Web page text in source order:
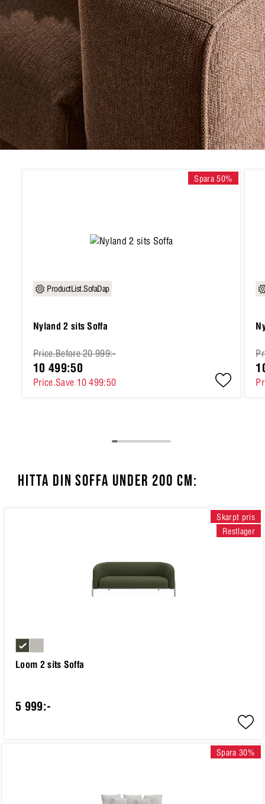
Spara 50%
ProductList.SofaDap
Nyland 2 sits Soffa
Price.Before 20 999:-
10 499:50
Price.Save 10 499:50
HITTA DIN SOFFA UNDER 200 CM:
Skarpt pris
Restlager
Loom 2 sits Soffa
5 999:-
Spara 30%